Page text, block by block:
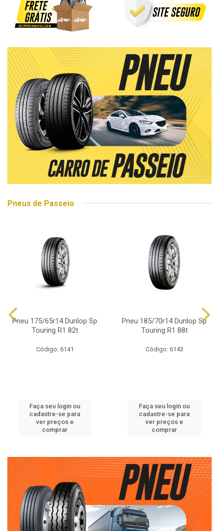
Pneus de Passeio
Pneu 175/65r14 Dunlop Sp
Touring R1 82t
Código: 6141
Faça seu login ou
cadastre-se para
ver preços e
comprar
Pneu 185/70r14 Dunlop Sp
Touring R1 88t
Código: 6143
Faça seu login ou
cadastre-se para
ver preços e
comprar